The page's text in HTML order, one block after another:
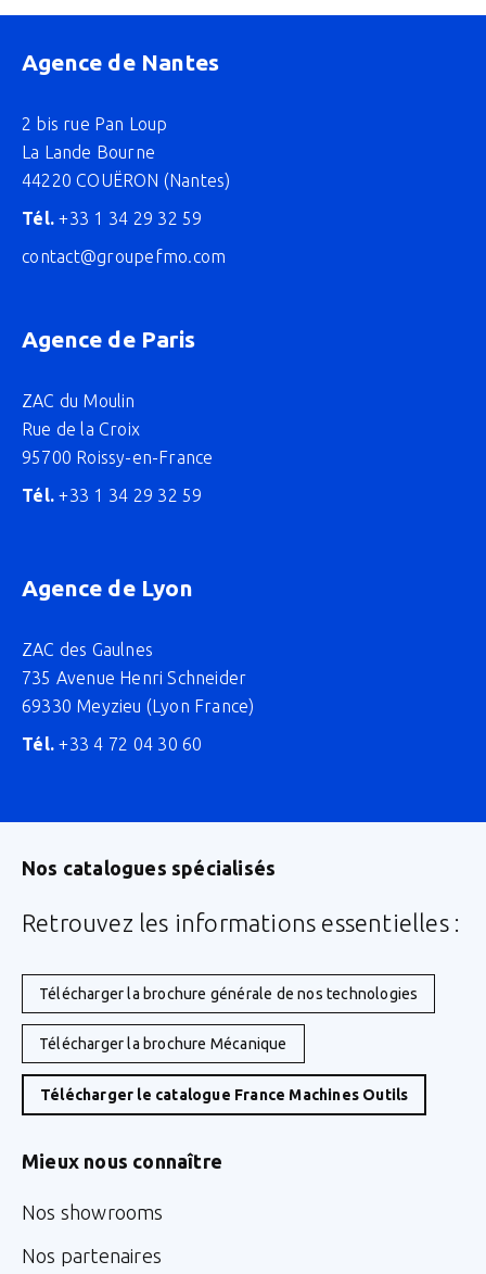
Agence de Nantes
2 bis rue Pan Loup
La Lande Bourne
44220 COUËRON (Nantes)
Tél. +33 1 34 29 32 59
contact@groupefmo.com
Agence de Paris
ZAC du Moulin
Rue de la Croix
95700 Roissy-en-France
Tél. +33 1 34 29 32 59
Agence de Lyon
ZAC des Gaulnes
735 Avenue Henri Schneider
69330 Meyzieu (Lyon France)
Tél. +33 4 72 04 30 60
Nos catalogues spécialisés
Retrouvez les informations essentielles :
Télécharger la brochure générale de nos technologies
Télécharger la brochure Mécanique
Télécharger le catalogue France Machines Outils
Mieux nous connaître
Nos showrooms
Nos partenaires